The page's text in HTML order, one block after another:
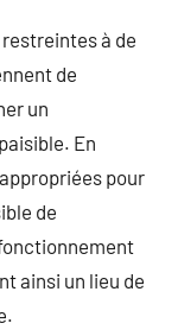
à de
de
un
En
pour
de
ainsi un lieu de